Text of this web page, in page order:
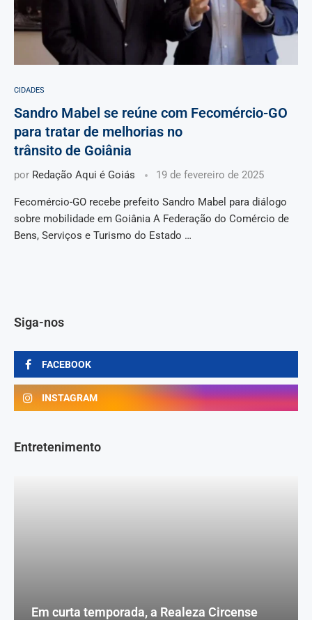
CIDADES
Sandro Mabel se reúne com Fecomércio-GO
para tratar de melhorias no
trânsito de Goiânia
por Redação Aqui é Goiás 19 de fevereiro de 2025
Fecomércio-GO recebe prefeito Sandro Mabel para diálogo
sobre mobilidade em Goiânia A Federação do Comércio de
Bens, Serviços e Turismo do Estado …
Siga-nos
FACEBOOK
INSTAGRAM
Entretenimento
Em curta temporada, a Realeza Circense